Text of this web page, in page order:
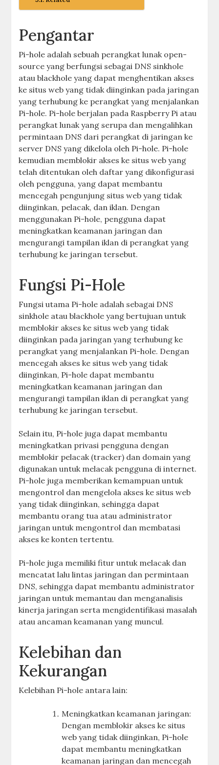
Pengantar
Pi-hole adalah sebuah perangkat lunak open-
source yang berfungsi sebagai DNS sinkhole
atau blackhole yang dapat menghentikan akses
ke situs web yang tidak diinginkan pada jaringan
yang terhubung ke perangkat yang menjalankan
Pi-hole. Pi-hole berjalan pada Raspberry Pi atau
perangkat lunak yang serupa dan mengalihkan
permintaan DNS dari perangkat di jaringan ke
server DNS yang dikelola oleh Pi-hole. Pi-hole
kemudian memblokir akses ke situs web yang
telah ditentukan oleh daftar yang dikonfigurasi
oleh pengguna, yang dapat membantu
mencegah pengunjung situs web yang tidak
diinginkan, pelacak, dan iklan. Dengan
menggunakan Pi-hole, pengguna dapat
meningkatkan keamanan jaringan dan
mengurangi tampilan iklan di perangkat yang
terhubung ke jaringan tersebut.
Fungsi Pi-Hole
Fungsi utama Pi-hole adalah sebagai DNS
sinkhole atau blackhole yang bertujuan untuk
memblokir akses ke situs web yang tidak
diinginkan pada jaringan yang terhubung ke
perangkat yang menjalankan Pi-hole. Dengan
mencegah akses ke situs web yang tidak
diinginkan, Pi-hole dapat membantu
meningkatkan keamanan jaringan dan
mengurangi tampilan iklan di perangkat yang
terhubung ke jaringan tersebut.
Selain itu, Pi-hole juga dapat membantu
meningkatkan privasi pengguna dengan
memblokir pelacak (tracker) dan domain yang
digunakan untuk melacak pengguna di internet.
Pi-hole juga memberikan kemampuan untuk
mengontrol dan mengelola akses ke situs web
yang tidak diinginkan, sehingga dapat
membantu orang tua atau administrator
jaringan untuk mengontrol dan membatasi
akses ke konten tertentu.
Pi-hole juga memiliki fitur untuk melacak dan
mencatat lalu lintas jaringan dan permintaan
DNS, sehingga dapat membantu administrator
jaringan untuk memantau dan menganalisis
kinerja jaringan serta mengidentifikasi masalah
atau ancaman keamanan yang muncul.
Kelebihan dan
Kekurangan
Kelebihan Pi-hole antara lain:
Meningkatkan keamanan jaringan:
Dengan memblokir akses ke situs
web yang tidak diinginkan, Pi-hole
dapat membantu meningkatkan
keamanan jaringan dan mencegah